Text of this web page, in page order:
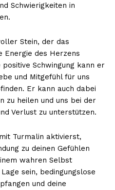
Schwierigkeiten in
Stein, der das
Energie des Herzens
Schwingung kann er
und Mitgefühl für uns
Er kann auch dabei
zu heilen und uns bei der
Verlust zu unterstützen.
Turmalin aktivierst,
zu deinen Gefühlen
wahren Selbst
sein, bedingungslose
und deine